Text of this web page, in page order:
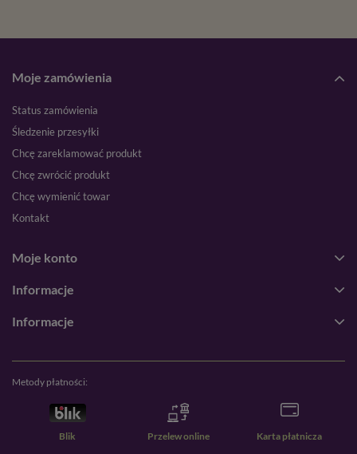
Moje zamówienia
Status zamówienia
Śledzenie przesyłki
Chcę zareklamować produkt
Chcę zwrócić produkt
Chcę wymienić towar
Kontakt
Moje konto
Informacje
Informacje
Metody płatności:
Blik Przelew online Karta płatnicza